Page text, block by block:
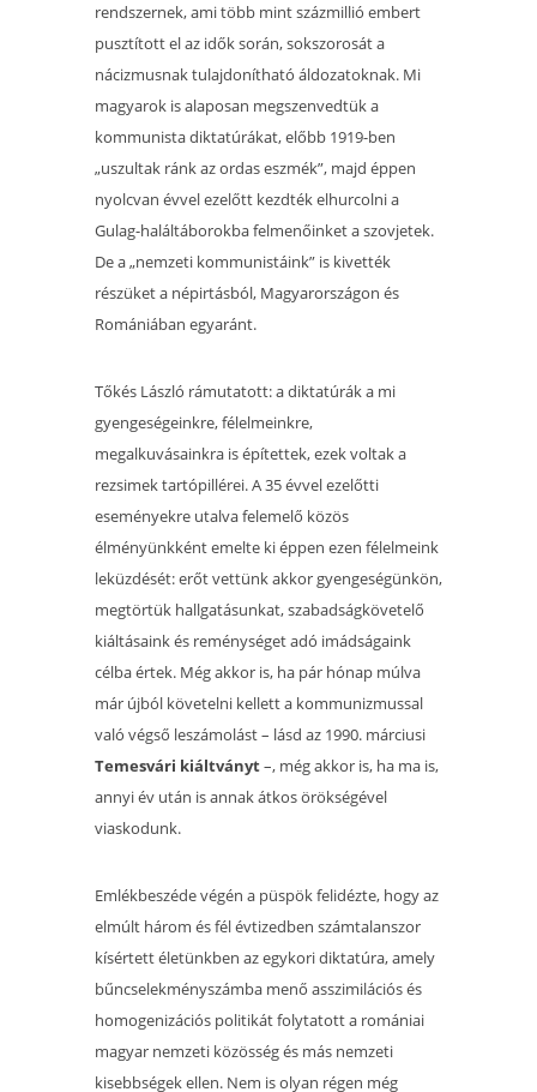
rendszernek, ami több mint százmillió embert
pusztított el az idők során, sokszorosát a
nácizmusnak tulajdonítható áldozatoknak. Mi
magyarok is alaposan megszenvedtük a
kommunista diktatúrákat, előbb 1919-ben
„uszultak ránk az ordas eszmék”, majd éppen
nyolcvan évvel ezelőtt kezdték elhurcolni a
Gulag-haláltáborokba felmenőinket a szovjetek.
De a „nemzeti kommunistáink” is kivették
részüket a népirtásból, Magyarországon és
Romániában egyaránt.
Tőkés László rámutatott: a diktatúrák a mi
gyengeségeinkre, félelmeinkre,
megalkuvásainkra is építettek, ezek voltak a
rezsimek tartópillérei. A 35 évvel ezelőtti
eseményekre utalva felemelő közös
élményünkként emelte ki éppen ezen félelmeink
leküzdését: erőt vettünk akkor gyengeségünkön,
megtörtük hallgatásunkat, szabadságkövetelő
kiáltásaink és reménységet adó imádságaink
célba értek. Még akkor is, ha pár hónap múlva
már újból követelni kellett a kommunizmussal
való végső leszámolást – lásd az 1990. márciusi
Temesvári kiáltványt–, még akkor is, ha ma is,
annyi év után is annak átkos örökségével
viaskodunk.
Emlékbeszéde végén a püspök felidézte, hogy az
elmúlt három és fél évtizedben számtalanszor
kísértett életünkben az egykori diktatúra, amely
bűncselekményszámba menő asszimilációs és
homogenizációs politikát folytatott a romániai
magyar nemzeti közösség és más nemzeti
kisebbségek ellen. Nem is olyan régen még